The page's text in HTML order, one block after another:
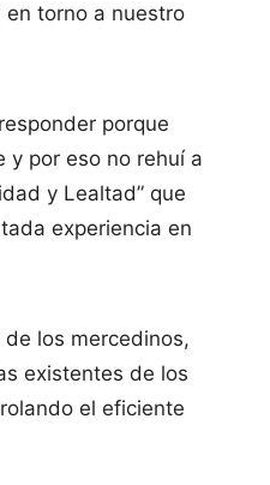
torno a nuestro
porque
y por eso no rehuí a
y Lealtad” que
experiencia en
los mercedinos,
existentes de los
el eficiente